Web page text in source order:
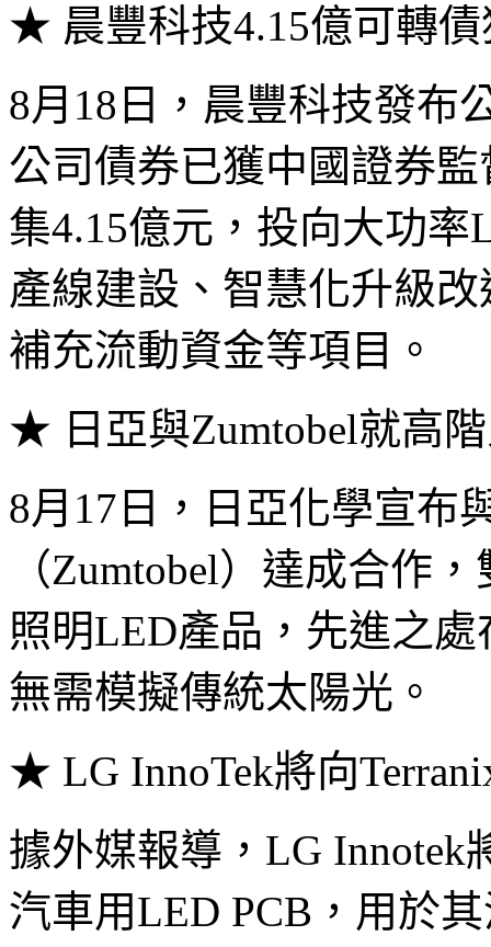
★ 晨豐科技4.15億可轉債
8月18日，晨豐科技發布
公司債券已獲中國證券
集4.15億元，投向大功
產線建設、智慧化升級
補充流動資金等項目。
★ 日亞與Zumtobel就高
8月17日，日亞化學宣布
（Zumtobel）達成合作
照明LED產品，先進之
無需模擬傳統太陽光。
★ LG InnoTek將向
據外媒報導，LG Innotek
汽車用LED PCB，用於